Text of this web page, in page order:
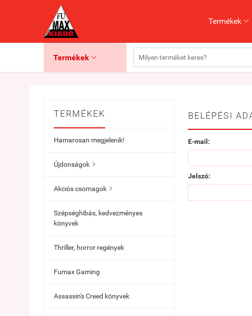
Termékek 
Termékek 
TERMÉKEK
Hamarosan megjelenik!
Újdonságok 
Akciós csomagok 
Szépséghibás, kedvezményes
könyvek
Thriller, horror regények
Fumax Gaming
Assassin's Creed könyvek
BELÉPÉSI
E-mail:
Jelszó: